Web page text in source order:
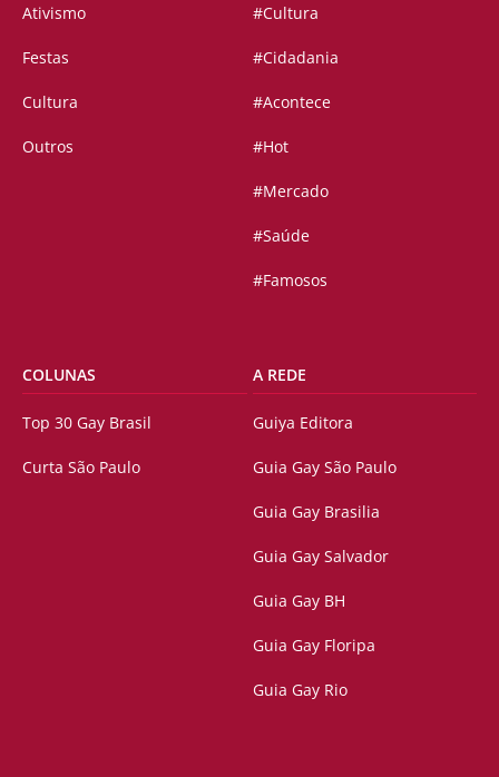
Ativismo
Festas
Cultura
Outros
#Cultura
#Cidadania
#Acontece
#Hot
#Mercado
#Saúde
#Famosos
COLUNAS
Top 30 Gay Brasil
Curta São Paulo
A REDE
Guiya Editora
Guia Gay São Paulo
Guia Gay Brasilia
Guia Gay Salvador
Guia Gay BH
Guia Gay Floripa
Guia Gay Rio